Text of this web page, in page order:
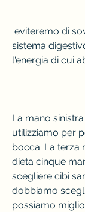
sistema
l'energia di cui
La mano
utilizziamo per
bocca. La terza
dieta cinque
scegliere cibi
dobbiamo
possiamo